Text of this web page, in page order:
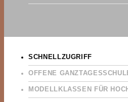
SCHNELLZUGRIFF
OFFENE
MODELLKLASSEN FÜR